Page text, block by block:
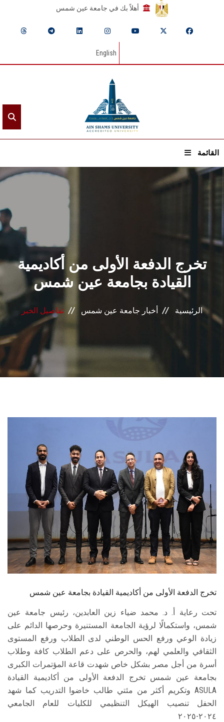
أهلاً بك في جامعة عين شمس
English
القائمة
الرئيسيـة
عن الجامعة
القطاعـات
الشئون الأكاديمية
البحث العلمي
الرعاية الصحية
المراكز والوحدات
الأنظمة الذكية
هيئة التدريس
الدراسات العليا
الخريجين
الموظفون
الزائـرون
سجل الان
تخرج الدفعة الأولى من أكاديمية
القيادة بجامعة عين شمس
الرئيسية أخبار جامعة عين شمس تفاصيل الخبر
تخرج الدفعة الأولى من أكاديمية القيادة بجامعة عين شمس
تحت رعاية أ. د. محمد ضياء زين العابدين، رئيس جامعة عين
شمس، واستكمالًا لرؤية الجامعة المستنيرة وحرصها الدائم على
زيادة الوعي ورفع الحس الوطني لدى الطلاب ورفع المستوى
الثقافي والعلمي لهم، والحرص على دعم الطلاب كافة وطلاب
أسرة من أجل مصر بشكل خاص شهدت قاعة المؤتمرات الكبرى
بجامعة عين شمس تخرج الدفعة الأولى من أكاديمية القيادة
ASULA وتكريم أكثر من مئتي طالب خاضوا التدريب كما شهد
الحفل تنصيب الهيكل التنظيمي للكليات للعام الجامعي
٢٠٢٤-٢٠٢٥